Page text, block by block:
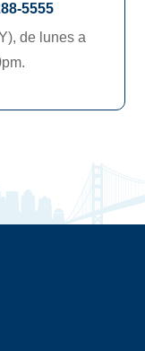
5555
de lunes a